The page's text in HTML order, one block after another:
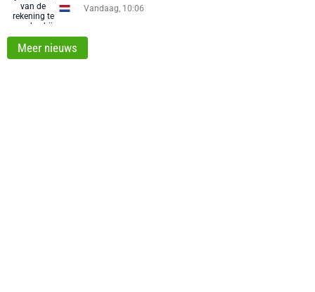
Vandaag, 10:06
Meer nieuws